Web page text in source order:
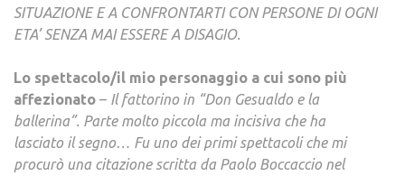
SITUAZIONE E A CONFRONTARTI CON PERSONE DI OGNI
ETA’ SENZA MAI ESSERE A DISAGIO.
Lo spettacolo/il mio personaggio a cui sono più
affezionato – Il fattorino in “Don Gesualdo e la
ballerina”. Parte molto piccola ma incisiva che ha
lasciato il segno… Fu uno dei primi spettacoli che mi
procurò una citazione scritta da Paolo Boccaccio nel